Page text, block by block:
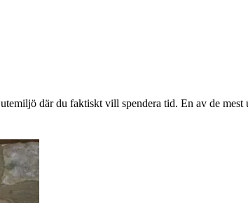
där du faktiskt vill spendera tid. En av de mest